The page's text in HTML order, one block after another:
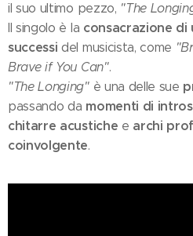
il suo ultimo pezzo, "The
Il singolo è la consacrazione
successi del musicista, come
Brave if You Can".
"The Longing"è una delle sue
passando da momenti di
chitarre acustiche e archi
coinvolgente.